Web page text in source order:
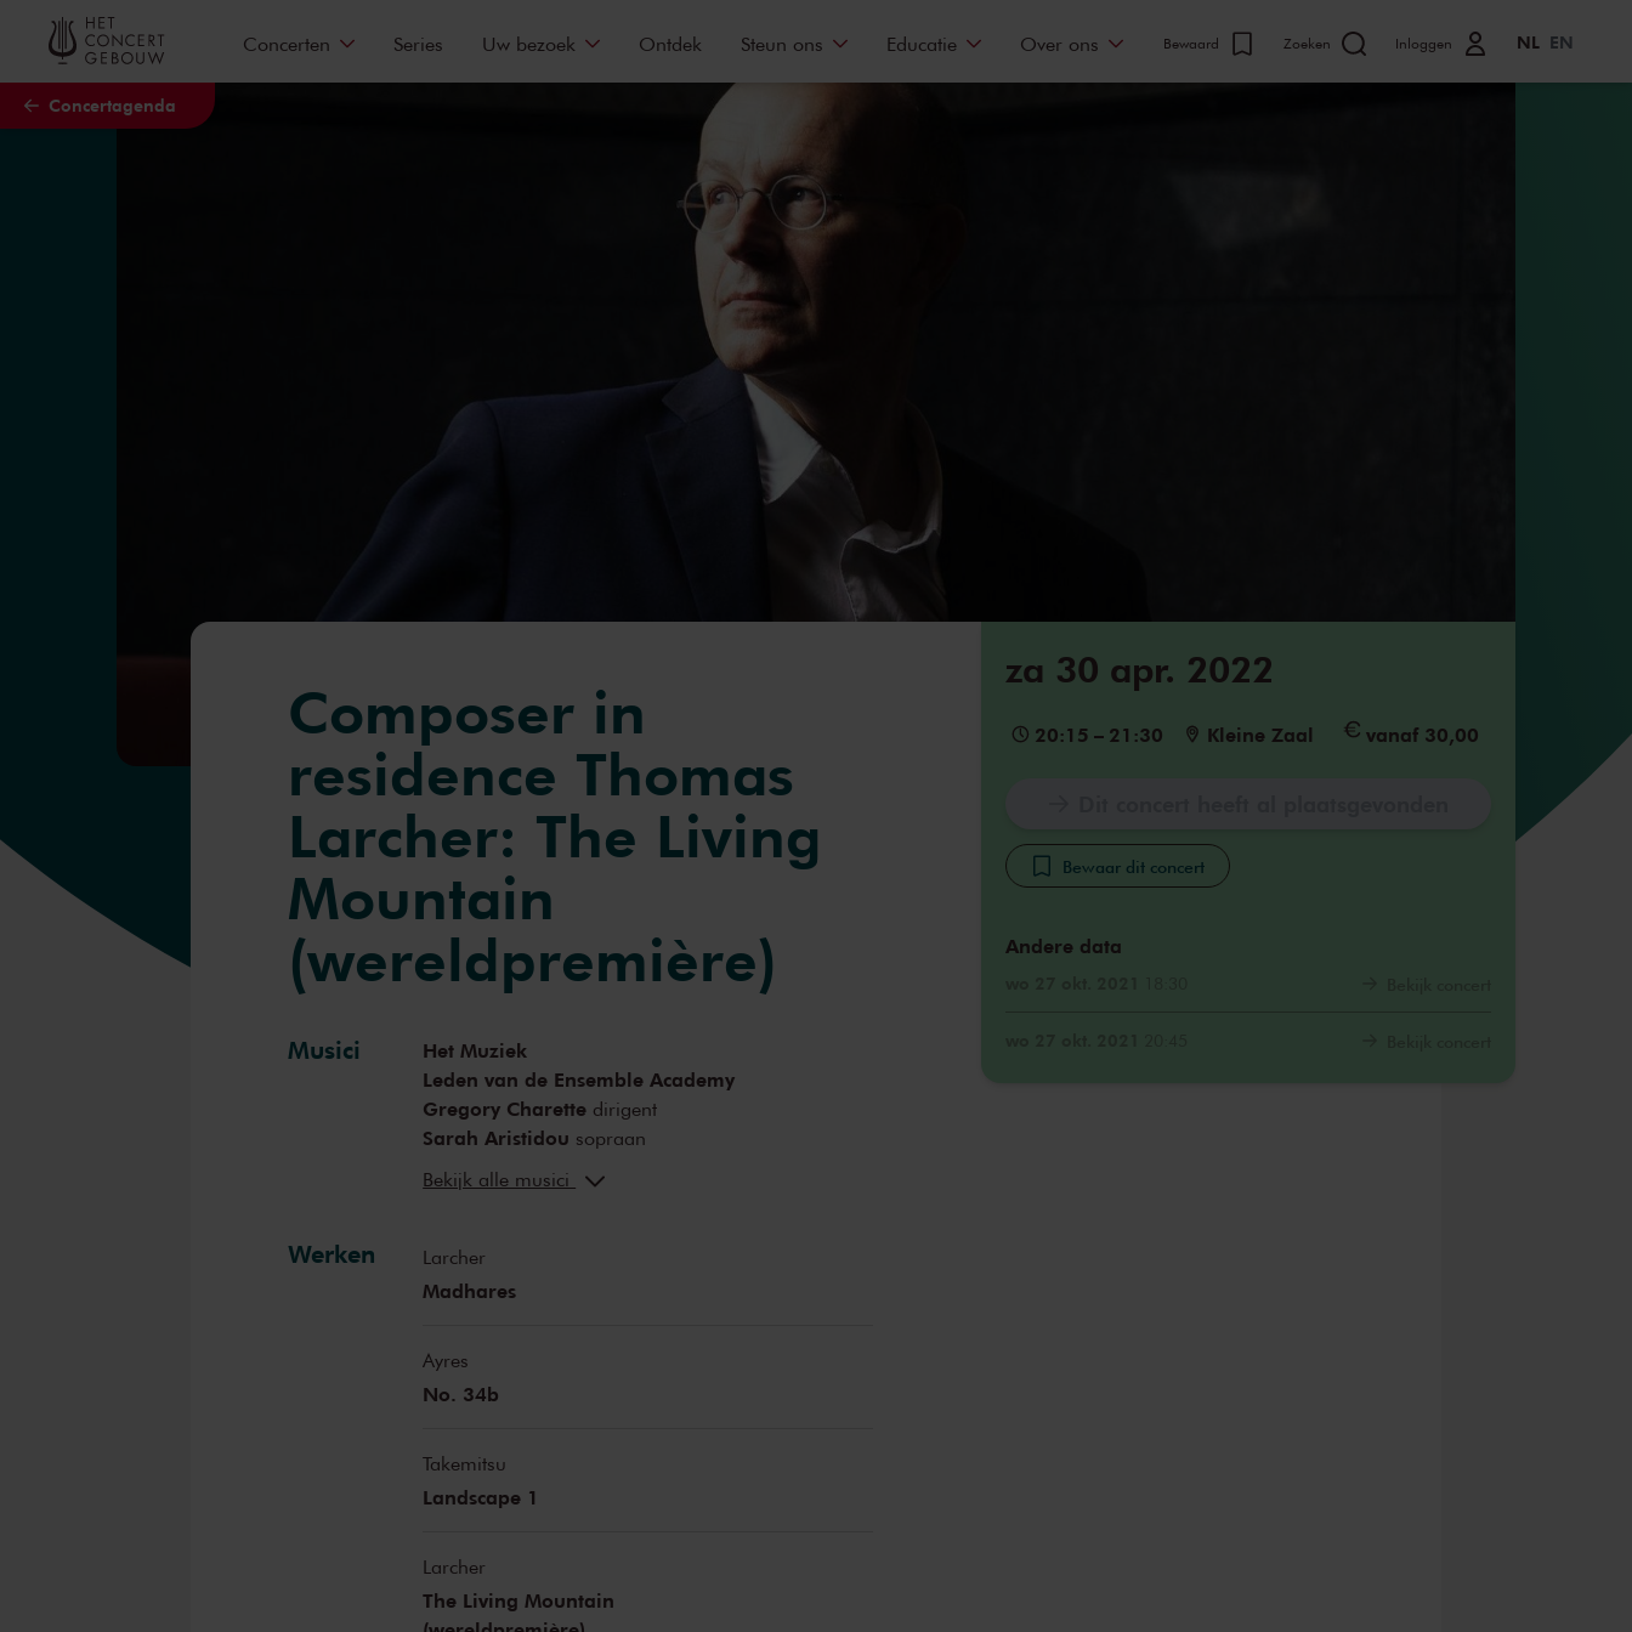
Naar hoofdcontent
Concertagenda
Concerten Series Uw bezoek Ontdek Steun ons Educatie Over ons Bewaard Zoeken Inloggen NL EN
za 30 apr. 2022
20:15 – 21:30 Kleine Zaal vanaf 30,00
Bewaar dit concert
Andere data
Composer in
residence Thomas
Larcher: The Living
Mountain
(wereldpremière)
Musici
Het Muziek
Leden van de Ensemble Academy
Gregory Charette dirigent
Sarah Aristidou sopraan
Awoiska van der Molen
kunstenaar
Bekijk alle musici
Werken Larcher
Madhares
Ayres
No. 34b
Takemitsu
Landscape 1
Larcher
The Living Mountain